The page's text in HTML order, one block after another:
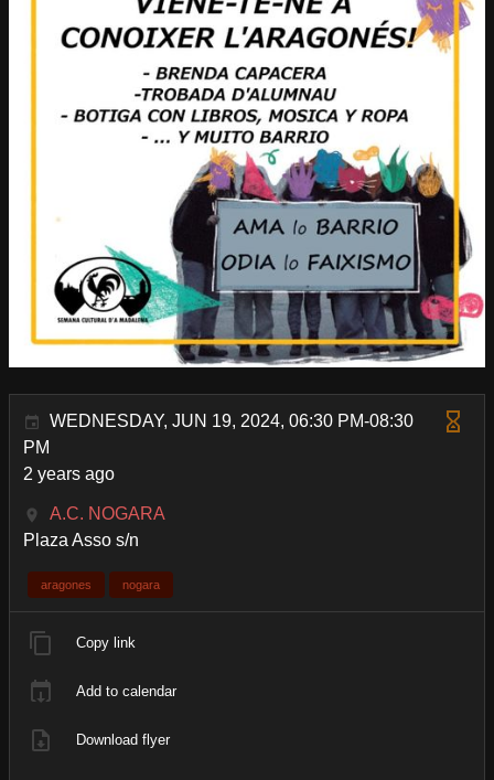
WEDNESDAY, JUN 19, 2024, 06:30 PM-08:30
PM
2 years ago
A.C. NOGARA
Plaza Asso s/n
aragones nogara
Copy link
Add to calendar
Download flyer